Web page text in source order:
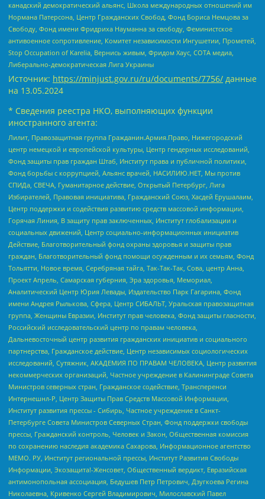
канадский демократический альянс, Школа международных отношений им
Нормана Патерсона, Центр Гражданских Свобод, Фонд Бориса Немцова за
Свободу, Фонд имени Фридриха Науманна за свободу, Феминистское
антивоенное сопротивление, Комитет независимости Ингушетии, Прометей,
Stop Occupation of Karelia, Вернись живым, Фридом Хаус, СОТА медиа,
Либерально-демократическая Лига Украины
Источник: https://minjust.gov.ru/ru/documents/7756/ данные
на 13.05.2024
* Сведения реестра НКО, выполняющих функции
иностранного агента:
Лилит, Правозащитная группа Гражданин.Армия.Право, Нижегородский
центр немецкой и европейской культуры, Центр гендерных исследований,
Фонд защиты прав граждан Штаб, Институт права и публичной политики,
Фонд борьбы с коррупцией, Альянс врачей, НАСИЛИЮ.НЕТ, Мы против
СПИДа, СВЕЧА, Гуманитарное действие, Открытый Петербург, Лига
Избирателей, Правовая инициатива, Гражданский Союз, Хасдей Ерушалаим,
Центр поддержки и содействия развитию средств массовой информации,
Горячая Линия, В защиту прав заключенных, Институт глобализации и
социальных движений, Центр социально-информационных инициатив
Действие, Благотворительный фонд охраны здоровья и защиты прав
граждан, Благотворительный фонд помощи осужденным и их семьям, Фонд
Тольятти, Новое время, Серебряная тайга, Так-Так-Так, Сова, центр Анна,
Проект Апрель, Самарская губерния, Эра здоровья, Мемориал,
Аналитический Центр Юрия Левады, Издательство Парк Гагарина, Фонд
имени Андрея Рылькова, Сфера, Центр СИБАЛЬТ, Уральская правозащитная
группа, Женщины Евразии, Институт прав человека, Фонд защиты гласности,
Российский исследовательский центр по правам человека,
Дальневосточный центр развития гражданских инициатив и социального
партнерства, Гражданское действие, Центр независимых социологических
исследований, Сутяжник, АКАДЕМИЯ ПО ПРАВАМ ЧЕЛОВЕКА, Центр развития
некоммерческих организаций, Частное учреждение в Калининграде Совета
Министров северных стран, Гражданское содействие, Трансперенси
Интернешнл-Р, Центр Защиты Прав Средств Массовой Информации,
Институт развития прессы - Сибирь, Частное учреждение в Санкт-
Петербурге Совета Министров Северных Стран, Фонд поддержки свободы
прессы, Гражданский контроль, Человек и Закон, Общественная комиссия
по сохранению наследия академика Сахарова, Информационное агентство
МЕМО. РУ, Институт региональной прессы, Институт Развития Свободы
Информации, Экозащита!-Женсовет, Общественный вердикт, Евразийская
антимонопольная ассоциация, Бедушев Петр Петрович, Дзугкоева Регина
Николаевна, Кривенко Сергей Владимирович, Милославский Павел